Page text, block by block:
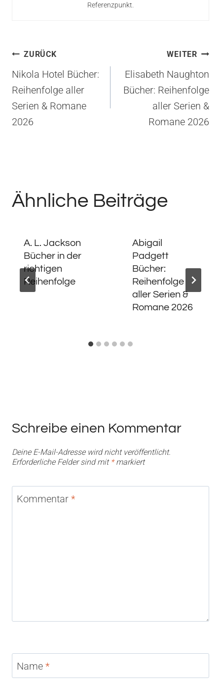
Referenzpunkt.
Beitragsnavigation
ZURÜCK
Nikola Hotel Bücher:
Reihenfolge aller
Serien & Romane
2026
WEITER
Elisabeth Naughton
Bücher: Reihenfolge
aller Serien &
Romane 2026
Ähnliche Beiträge
A. L. Jackson
Bücher in der
richtigen
Reihenfolge
Abigail
Padgett
Bücher:
Reihenfolge
aller Serien &
Romane 2026
Schreibe einen Kommentar
Deine E-Mail-Adresse wird nicht veröffentlicht.
Erforderliche Felder sind mit *markiert
Kommentar *
Name *